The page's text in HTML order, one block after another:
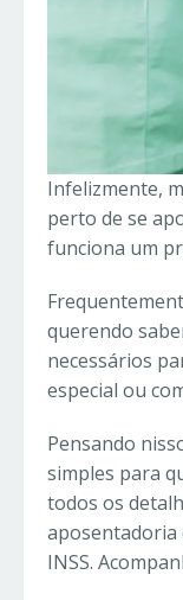
Infelizmente,
perto de se
funciona um
querendo
necessários
especial ou
Pensando
simples para
todos os
aposentadoria
INSS.